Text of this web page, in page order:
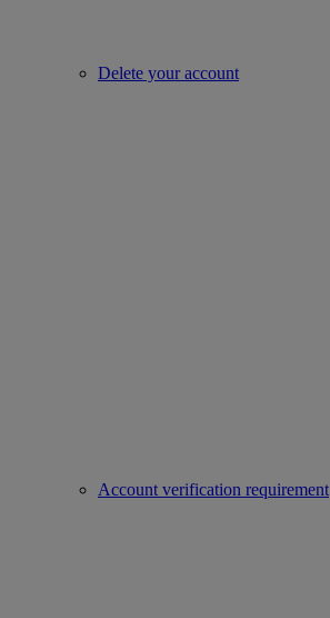
Delete your account
Account verification requirement